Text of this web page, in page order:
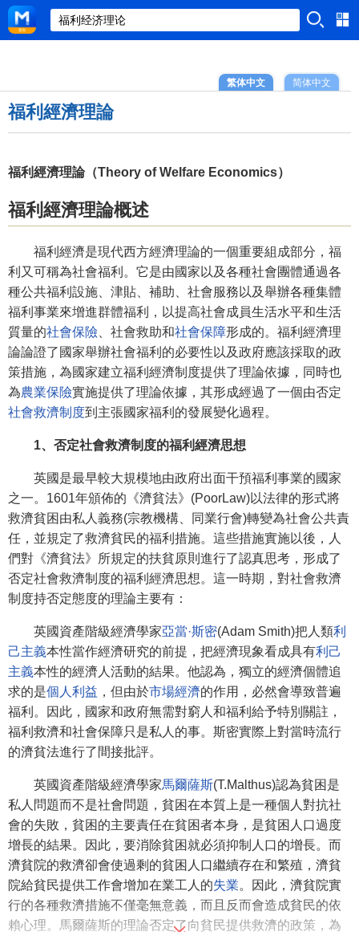
简体中文
繁体中文
福利經濟理論
福利經濟理論（Theory of Welfare Economics）
福利經濟理論概述
福利經濟是現代西方經濟理論的一個重要組成部分，福
利又可稱為社會福利。它是由國家以及各種社會團體通過各
種公共福利設施、津貼、補助、社會服務以及舉辦各種集體
福利事業來增進群體福利，以提高社會成員生活水平和生活
質量的社會保險 、社會救助和社會保障形成的。福利經濟理
論論證了國家舉辦社會福利的必要性以及政府應該採取的政
策措施，為國家建立福利經濟制度提供了理論依據，同時也
為農業保險實施提供了理論依據，其形成經過了一個由否定
社會救濟制度到主張國家福利的發展變化過程。
1、否定社會救濟制度的福利經濟思想
英國是最早較大規模地由政府出面干預福利事業的國家
之一。1601年頒佈的《濟貧法》(PoorLaw)以法律的形式將
救濟貧困由私人義務(宗教機構、同業行會)轉變為社會公共責
任，並規定了救濟貧民的福利措施。這些措施實施以後，人
們對《濟貧法》所規定的扶貧原則進行了認真思考，形成了
否定社會救濟制度的福利經濟思想。這一時期，對社會救濟
制度持否定態度的理論主要有：
英國資產階級經濟學家亞當·斯密(Adam Smith)把人類利
己主義本性當作經濟研究的前提，把經濟現象看成具有利己
主義本性的經濟人活動的結果。他認為，獨立的經濟個體追
求的是個人利益 ，但由於市場經濟的作用，必然會導致普遍
福利。因此，國家和政府無需對窮人和福利給予特別關註，
福利救濟和社會保障只是私人的事。斯密實際上對當時流行
的濟貧法進行了間接批評。
英國資產階級經濟學家馬爾薩斯(T.Malthus)認為貧困是
私人問題而不是社會問題，貧困在本質上是一種個人對抗社
會的失敗，貧困的主要責任在貧困者本身，是貧困人口過度
增長的結果。因此，要消除貧困就必須抑制人口的增長。而
濟貧院的救濟卻會使過剩的貧困人口繼續存在和繁殖，濟貧
院給貧民提供工作會增加在業工人的失業。因此，濟貧院實
行的各種救濟措施不僅毫無意義，而且反而會造成貧民的依
賴心理。馬爾薩斯的理論否定了向貧民提供救濟的政策，為